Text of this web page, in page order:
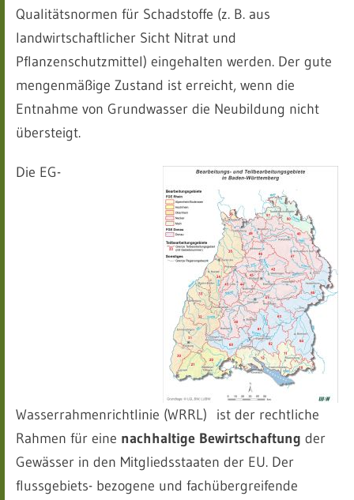
Qualitätsnormen für Schadstoffe (z. B. aus
landwirtschaftlicher Sicht Nitrat und
Pflanzenschutzmittel) eingehalten werden. Der gute
mengenmäßige Zustand ist erreicht, wenn die
Entnahme von Grundwasser die Neubildung nicht
übersteigt.
Die EG-
Wasserrahmenrichtlinie (WRRL) ist der rechtliche
Rahmen für eine nachhaltige Bewirtschaftung der
Gewässer in den Mitgliedsstaaten der EU. Der
flussgebiets- bezogene und fachübergreifende